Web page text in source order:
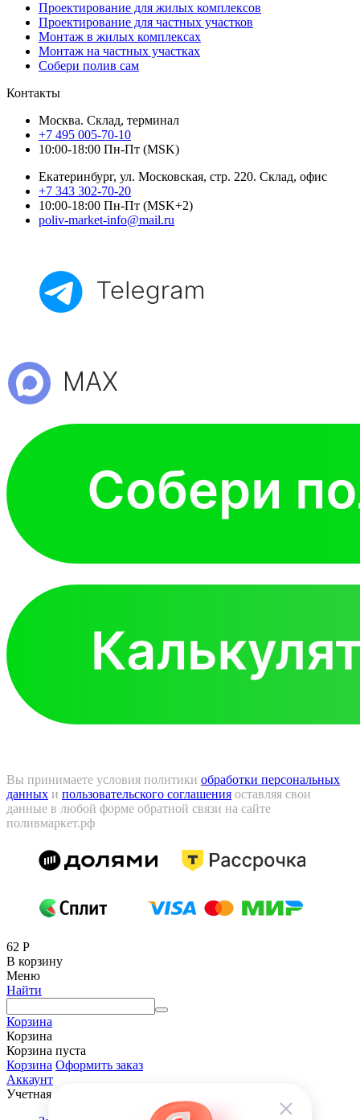
Проектирование для жилых комплексов
Проектирование для частных участков
Монтаж в жилых комплексах
Монтаж на частных участках
Собери полив сам
Контакты
Москва. Склад, терминал
+7 495 005-70-10
10:00-18:00 Пн-Пт (MSK)
Екатеринбург, ул. Московская, стр. 220. Склад, офис
+7 343 302-70-20
10:00-18:00 Пн-Пт (MSK+2)
poliv-market-info@mail.ru
Вы принимаете условия политики обработки персональных
данных и пользовательского соглашения оставляя свои
данные в любой форме обратной связи на сайте
поливмаркет.рф
62 Р
В корзину
Меню
Найти
Корзина
Корзина
Корзина пуста
Корзина Оформить заказ
Аккаунт
Учетная запись